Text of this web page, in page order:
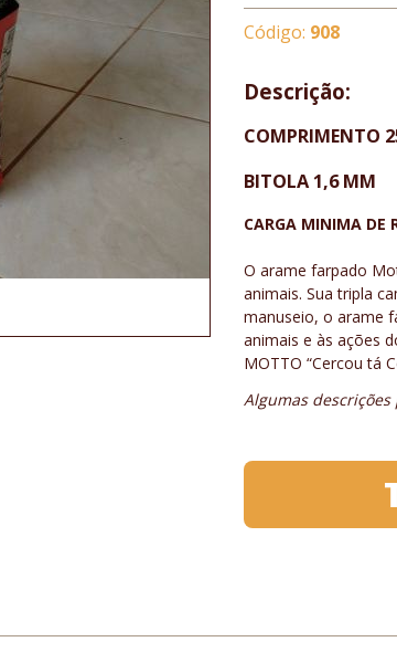
Código: 908
Descrição:
COMPRIMENTO
BITOLA 1,6 MM
CARGA MINIMA DE
O arame farpado
animais. Sua tripla
manuseio, o arame
animais e às ações
MOTTO “Cercou tá
Algumas